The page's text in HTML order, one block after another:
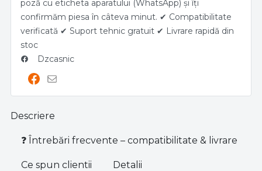
poză cu eticheta aparatului (WhatsApp) și îți
confirmăm piesa în câteva minut. ✔ Compatibilitate
verificată ✔ Suport tehnic gratuit ✔ Livrare rapidă din
stoc
Dzcasnic
Descriere
❓ Întrebări frecvente – compatibilitate & livrare
Ce spun clientii Detalii